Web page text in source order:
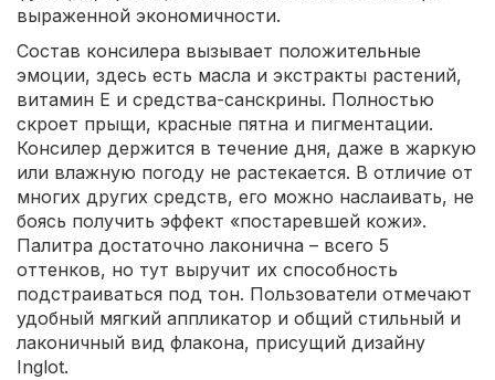
выраженной экономичности.
Состав консилера вызывает положительные
эмоции, здесь есть масла и экстракты растений,
витамин Е и средства-санскрины. Полностью
скроет прыщи, красные пятна и пигментации.
Консилер держится в течение дня, даже в жаркую
или влажную погоду не растекается. В отличие от
многих других средств, его можно наслаивать, не
боясь получить эффект «постаревшей кожи».
Палитра достаточно лаконична – всего 5
оттенков, но тут выручит их способность
подстраиваться под тон. Пользователи отмечают
удобный мягкий аппликатор и общий стильный и
лаконичный вид флакона, присущий дизайну
Inglot.